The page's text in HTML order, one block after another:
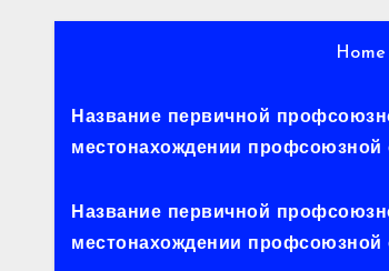
Home
Название первичной
местонахождении профсоюзной
Название первичной
местонахождении профсоюзной